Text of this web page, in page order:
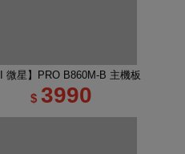
DDR4 主機板
微星】PRO B860M-B 主機板
$ 3990